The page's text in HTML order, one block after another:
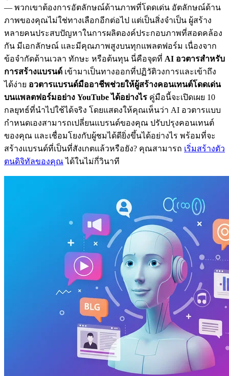
— พวกเขาต้องการอัตลักษณ์ด้านภาพที่โดดเด่น อัตลักษณ์ด้าน
ภาพของคุณไม่ใช่ทางเลือกอีกต่อไป แต่เป็นสิ่งจำเป็น ผู้สร้าง
หลายคนประสบปัญหาในการผลิตองค์ประกอบภาพที่สอดคล้อง
กัน มีเอกลักษณ์ และมีคุณภาพสูงบนทุกแพลตฟอร์ม เนื่องจาก
ข้อจำกัดด้านเวลา ทักษะ หรือต้นทุน นี่คือจุดที่ AI อวตารสำหรับ
การสร้างแบรนด์ เข้ามาเป็นทางออกที่ปฏิวัติวงการและเข้าถึง
ได้ง่าย อวตารแบรนด์มืออาชีพช่วยให้ผู้สร้างคอนเทนต์โดดเด่น
บนแพลตฟอร์มอย่าง YouTube ได้อย่างไร คู่มือนี้จะเปิดเผย 10
กลยุทธ์ที่นำไปใช้ได้จริง โดยแสดงให้คุณเห็นว่า AI อวตารแบบ
กำหนดเองสามารถเปลี่ยนแบรนด์ของคุณ ปรับปรุงคอนเทนต์
ของคุณ และเชื่อมโยงกับผู้ชมได้ดียิ่งขึ้นได้อย่างไร พร้อมที่จะ
สร้างแบรนด์ที่เป็นที่สังเกตแล้วหรือยัง? คุณสามารถ เริ่มสร้างตัว
ตนดิจิทัลของคุณได้ในไม่กี่วินาที